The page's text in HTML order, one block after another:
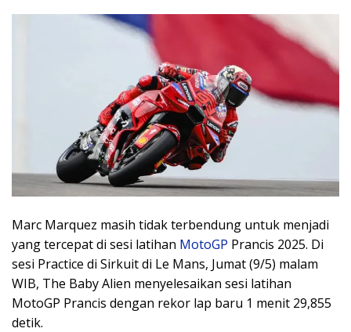
Marc Marquez masih tidak terbendung untuk menjadi
yang tercepat di sesi latihan MotoGP Prancis 2025. Di
sesi Practice di Sirkuit di Le Mans, Jumat (9/5) malam
WIB, The Baby Alien menyelesaikan sesi latihan
MotoGP Prancis dengan rekor lap baru 1 menit 29,855
detik.